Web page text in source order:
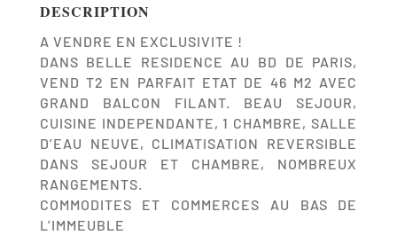
DESCRIPTION
A VENDRE EN EXCLUSIVITE !
DANS BELLE RESIDENCE AU BD DE PARIS,
VEND T2 EN PARFAIT ETAT DE 46 M2 AVEC
GRAND BALCON FILANT. BEAU SEJOUR,
CUISINE INDEPENDANTE, 1 CHAMBRE, SALLE
D’EAU NEUVE, CLIMATISATION REVERSIBLE
DANS SEJOUR ET CHAMBRE, NOMBREUX
RANGEMENTS.
COMMODITES ET COMMERCES AU BAS DE
L’IMMEUBLE